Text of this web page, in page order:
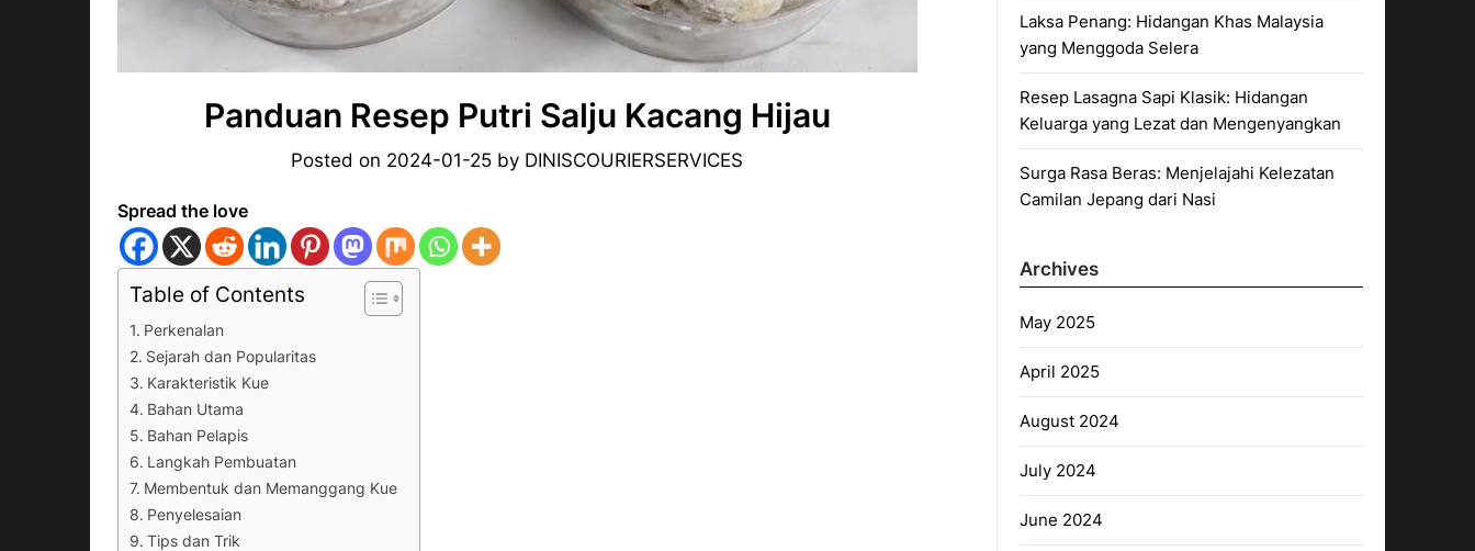
Panduan Resep Putri Salju Kacang Hijau
Posted on 2024-01-25 by DINISCOURIERSERVICES
Spread the love
Table of Contents
Perkenalan
Sejarah dan Popularitas
Karakteristik Kue
Bahan Utama
Bahan Pelapis
Langkah Pembuatan
Membentuk dan Memanggang Kue
Penyelesaian
Tips dan Trik
Laksa Penang: Hidangan Khas Malaysia
yang Menggoda Selera
Resep Lasagna Sapi Klasik: Hidangan
Keluarga yang Lezat dan Mengenyangkan
Surga Rasa Beras: Menjelajahi Kelezatan
Camilan Jepang dari Nasi
Archives
May 2025
April 2025
August 2024
July 2024
June 2024